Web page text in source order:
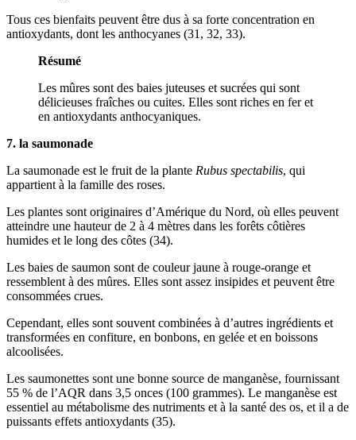
Tous ces bienfaits peuvent être dus à sa forte concentration en
antioxydants, dont les anthocyanes (31, 32, 33).
Résumé
Les mûres sont des baies juteuses et sucrées qui sont
délicieuses fraîches ou cuites. Elles sont riches en fer et
en antioxydants anthocyaniques.
7. la saumonade
La saumonade est le fruit de la plante Rubus spectabilis, qui
appartient à la famille des roses.
Les plantes sont originaires d’Amérique du Nord, où elles peuvent
atteindre une hauteur de 2 à 4 mètres dans les forêts côtières
humides et le long des côtes (34).
Les baies de saumon sont de couleur jaune à rouge-orange et
ressemblent à des mûres. Elles sont assez insipides et peuvent être
consommées crues.
Cependant, elles sont souvent combinées à d’autres ingrédients et
transformées en confiture, en bonbons, en gelée et en boissons
alcoolisées.
Les saumonettes sont une bonne source de manganèse, fournissant
55 % de l’AQR dans 3,5 onces (100 grammes). Le manganèse est
essentiel au métabolisme des nutriments et à la santé des os, et il a de
puissants effets antioxydants (35).